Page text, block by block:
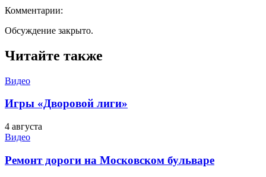
Комментарии:
Обсуждение закрыто.
Читайте также
Видео
Игры «Дворовой лиги»
4 августа
Видео
Ремонт дороги на Московском бульваре